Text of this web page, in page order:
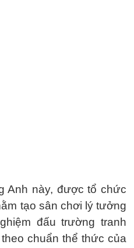
Anh này, được tổ chức
tạo sân chơi lý tưởng
đấu trường tranh
chuẩn thể thức của